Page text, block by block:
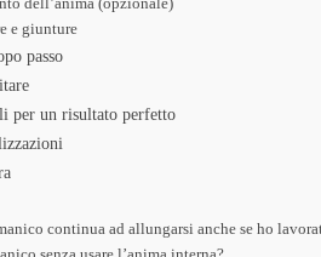
e giunture
passo
per un risultato perfetto
continua ad allungarsi anche se ho